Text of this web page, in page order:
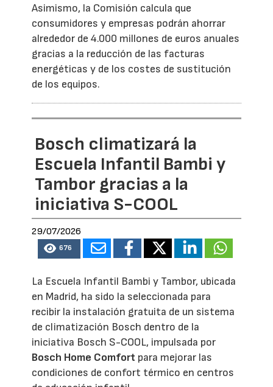
Asimismo, la Comisión calcula que
consumidores y empresas podrán ahorrar
alrededor de 4.000 millones de euros anuales
gracias a la reducción de las facturas
energéticas y de los costes de sustitución
de los equipos.
Bosch climatizará la
Escuela Infantil Bambi y
Tambor gracias a la
iniciativa S-COOL
29/07/2026
676
La Escuela Infantil Bambi y Tambor, ubicada
en Madrid, ha sido la seleccionada para
recibir la instalación gratuita de un sistema
de climatización Bosch dentro de la
iniciativa Bosch S-COOL, impulsada por
Bosch Home Comfort para mejorar las
condiciones de confort térmico en centros